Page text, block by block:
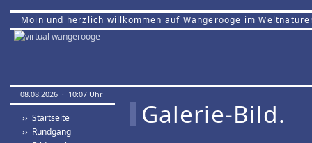
Moin und herzlich willkommen auf Wangerooge im
08.08.2026 · 10:07 Uhr.
›› Startseite
›› Rundgang
Galerie-Bild.